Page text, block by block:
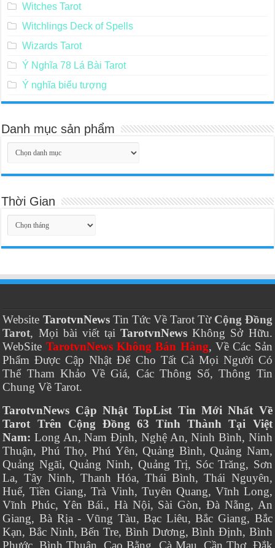
Witches Tarot
Witchlings Deck of Spells
Wizards Tarot
Ý Nghĩa 78 Lá Bài Tarot
Ý nghĩa biểu tượng
Danh mục sản phẩm
Thời Gian
Thời
Gian
Website TarotvnNewsTin Tức Về Tarot Từ Cộng Đồng
Tarot, Mọi bài viết tạiTarotvnNews Không Sở Hữu.
WebSite TarotvnNews Không Bán Hàng, Về Các Sản
Phẩm Được Cập Nhật Để Cho Tất Cả Mọi Người Có
Thể Tham Khảo Về Giá, Các Thông Số, Thông Tin
Chung Về Tarot.
TarotvnNews Cập Nhật TopList Tin Mới Nhất Về
Tarot Trên Cộng Đồng 63 Tỉnh Thành Tại Việt
Nam: Long An, Nam Định, Nghệ An, Ninh Bình, Ninh
Thuận, Phú Thọ, Phú Yên, Quảng Bình, Quảng Nam,
Quảng Ngãi, Quảng Ninh, Quảng Trị, Sóc Trăng, Sơn
La, Tây Ninh, Thanh Hóa, Thái Bình, Thái Nguyên,
Huế, Tiền Giang, Trà Vinh, Tuyên Quang, Vĩnh Long,
Vĩnh Phúc, Yên Bái., Hà Nội, Sài Gòn, Đà Nẵng, An
Giang, Bà Rịa - Vũng Tàu, Bạc Liêu, Bắc Giang, Bắc
Kạn, Bắc Ninh, Bến Tre, Bình Dương, Bình Định, Bình
Phước, Bình Thuận, Cao Bằng, Cà Mau, Cần Thơ, Đắk